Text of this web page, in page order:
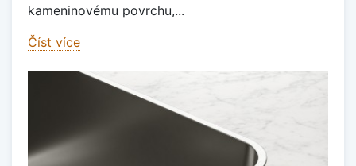
kameninovému povrchu,...
Číst více